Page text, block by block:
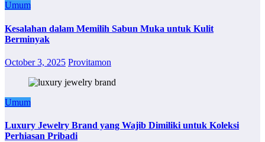
Umum
Kesalahan dalam Memilih Sabun Muka untuk Kulit
Berminyak
October 3, 2025 Provitamon
Umum
Luxury Jewelry Brand yang Wajib Dimiliki untuk Koleksi
Perhiasan Pribadi